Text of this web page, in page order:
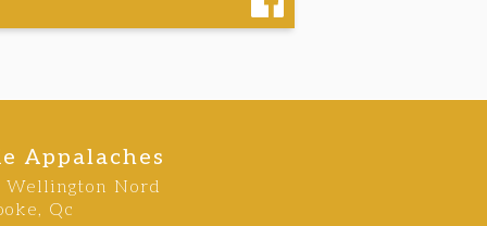
Appalaches
Wellington Nord
Qc